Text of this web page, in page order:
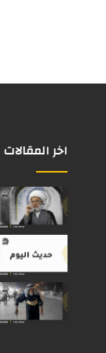
اخر المقالات